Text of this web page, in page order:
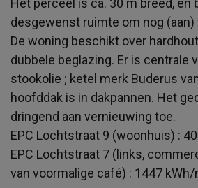
Het perceel is ca. 30 m breed, en
desgewenst ruimte om nog (aan)
De woning beschikt over
dubbele beglazing. Er is centrale
stookolie ; ketel merk Buderus
hoofddak is in dakpannen. Het
dringend aan vernieuwing toe.
EPC Lochtstraat 9 (woonhuis) :
EPC Lochtstraat 7 (links,
van voormalige café) : 1447 kWh/